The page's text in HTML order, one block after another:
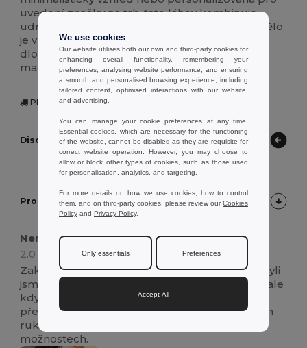
uvedení značky na trh, tato láhev kombinuje
udržitelnost s moderní užitečností. Skleněné tělo
je vhodné do myčky nádobí, což zajišťuje
dlouhodobé používání pro velkoobchodní i
maloobchodní zákazníky.
PL | Ruda Śląska, PL
Discover other products
Product Customer Reviews
Nenabízejí dobrou povrchovou úpravu
2.0
Review by Carlos C.
Zakoupili jsme tuto položku pro zákazníka a byli
jsme zklamáni. Vzorek lahvičky byl v pořádku, ale
když přišla velká objednávka, k našemu
překvapení... jsme našli spoustu nedopečených
rukávů. Doporučujeme podívat se po jiných
možnostech.
We use cookies
Our website utilises both our own and third-party cookies for
enhancing overall functionality, remembering your
preferences, analysing website performance, and ensuring
a smooth and personalised browsing experience, including
tailored content, optimised interactions with our website,
and advertising.
You can manage your cookie preferences at any time.
Essential cookies, which are necessary for the functioning
of the website, cannot be disabled as they are requisite for
correct website operation. However, you may choose to
allow or block other types of cookies, such as those used
for personalisation, analytics, and targeting.
For more details on how we use cookies, how to control
them, and on third-party cookies, please review ourCookies
Policy and Privacy Policy.
Only essentials Preferences
Accept All